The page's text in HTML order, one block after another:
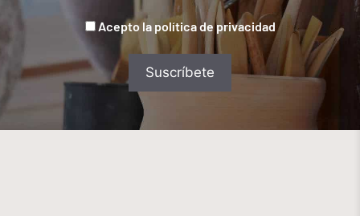
Acepto la política de privacidad